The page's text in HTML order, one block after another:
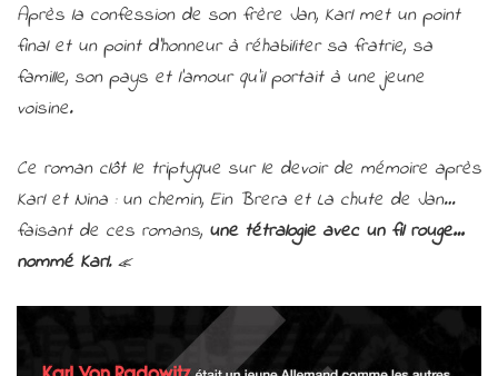
Après la confession de son frère Jan, Karl met un point
final et un point d’honneur à réhabiliter sa fratrie, sa
famille, son pays et l’amour qu’il portait à une jeune
voisine.
Ce roman clôt le triptyque sur le devoir de mémoire après
Karl et Nina : un chemin, Ein Brera et La chute de Jan…
faisant de ces romans, une tétralogie avec un fil rouge…
nommé Karl. «